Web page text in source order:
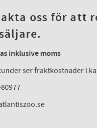
oss för att
inklusive moms
ser fraktkostnader i